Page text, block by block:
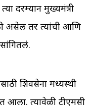
दरम्यान मुख्यमंत्री
असेल तर त्यांची आणि
शिवसेना मध्यस्थी
आला. त्यावेळी टीएमसी